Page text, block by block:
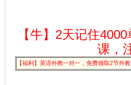
【牛】2天记住
课，
【福利】英语外教一对一，免费领取2节外